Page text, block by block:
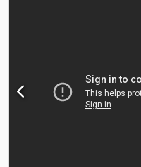
120 Baujahr 1992
Hinterreifen 50%
schaltet gut. Es handelt sich
erwarten Sie also kein
Zustand. Neue HU/TÜV